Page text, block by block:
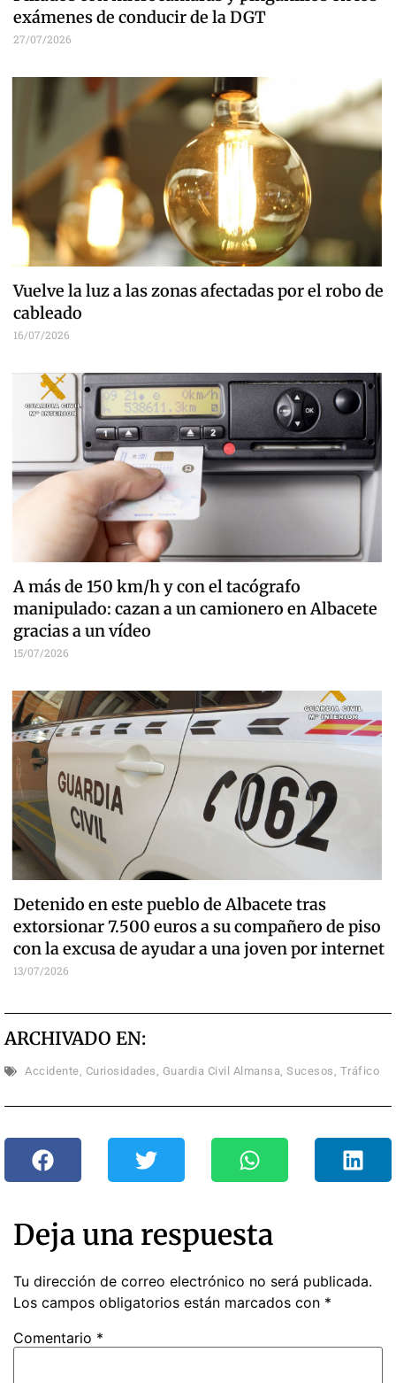
exámenes de conducir de la DGT
27/07/2026
Vuelve la luz a las zonas afectadas por el robo de
cableado
16/07/2026
A más de 150 km/h y con el tacógrafo
manipulado: cazan a un camionero en Albacete
gracias a un vídeo
15/07/2026
Detenido en este pueblo de Albacete tras
extorsionar 7.500 euros a su compañero de piso
con la excusa de ayudar a una joven por internet
13/07/2026
ARCHIVADO EN:
Accidente, Curiosidades , Guardia Civil Almansa, Sucesos , Tráfico
Deja una respuesta
Tu dirección de correo electrónico no será publicada.
Los campos obligatorios están marcados con *
Comentario *